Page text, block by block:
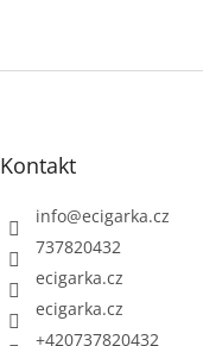
Kontakt
info@ecigarka.cz
737820432
ecigarka.cz
ecigarka.cz
+420737820432